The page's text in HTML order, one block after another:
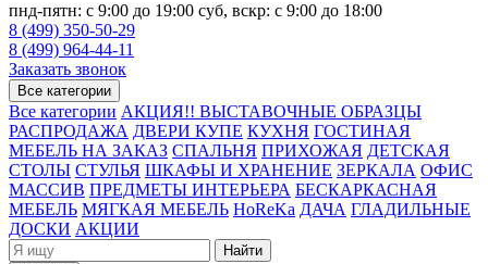
пнд-пятн: с 9:00 до 19:00 суб, вскр: с 9:00 до 18:00
8 (499) 350-50-29
8 (499) 964-44-11
Заказать звонок
Все категории
Все категории АКЦИЯ!! ВЫСТАВОЧНЫЕ ОБРАЗЦЫ
РАСПРОДАЖА ДВЕРИ КУПЕ КУХНЯ ГОСТИНАЯ
МЕБЕЛЬ НА ЗАКАЗ СПАЛЬНЯ ПРИХОЖАЯ ДЕТСКАЯ
СТОЛЫ СТУЛЬЯ ШКАФЫ И ХРАНЕНИЕ ЗЕРКАЛА ОФИС
МАССИВ ПРЕДМЕТЫ ИНТЕРЬЕРА БЕСКАРКАСНАЯ
МЕБЕЛЬ МЯГКАЯ МЕБЕЛЬ HoReKa ДАЧА ГЛАДИЛЬНЫЕ
ДОСКИ АКЦИИ
Найти